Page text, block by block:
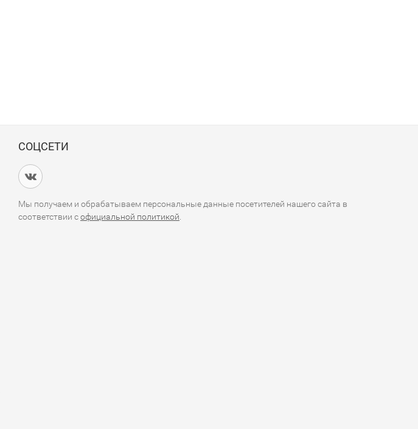
СОЦСЕТИ
Мы получаем и обрабатываем персональные данные посетителей нашего сайта в
соответствии софициальной политикой